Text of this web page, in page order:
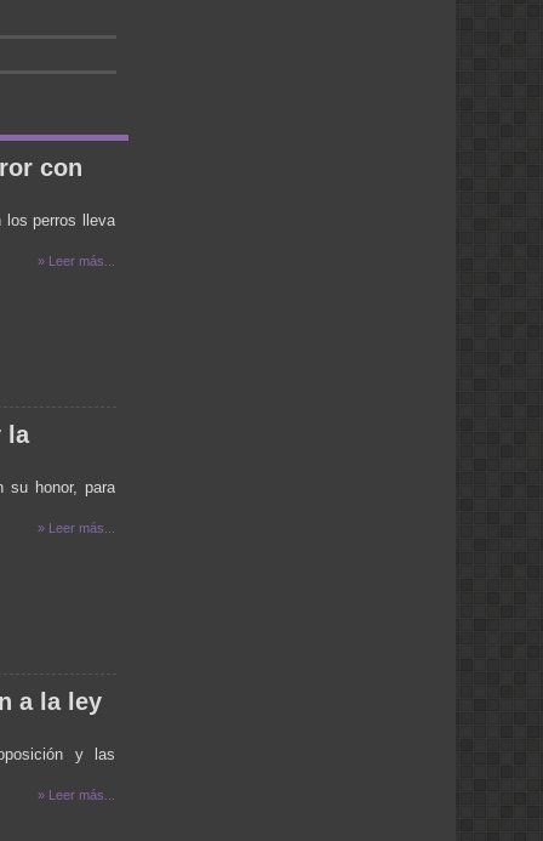
con
los perros lleva
» Leer más...
la
su honor, para
» Leer más...
a la ley
y las
» Leer más...